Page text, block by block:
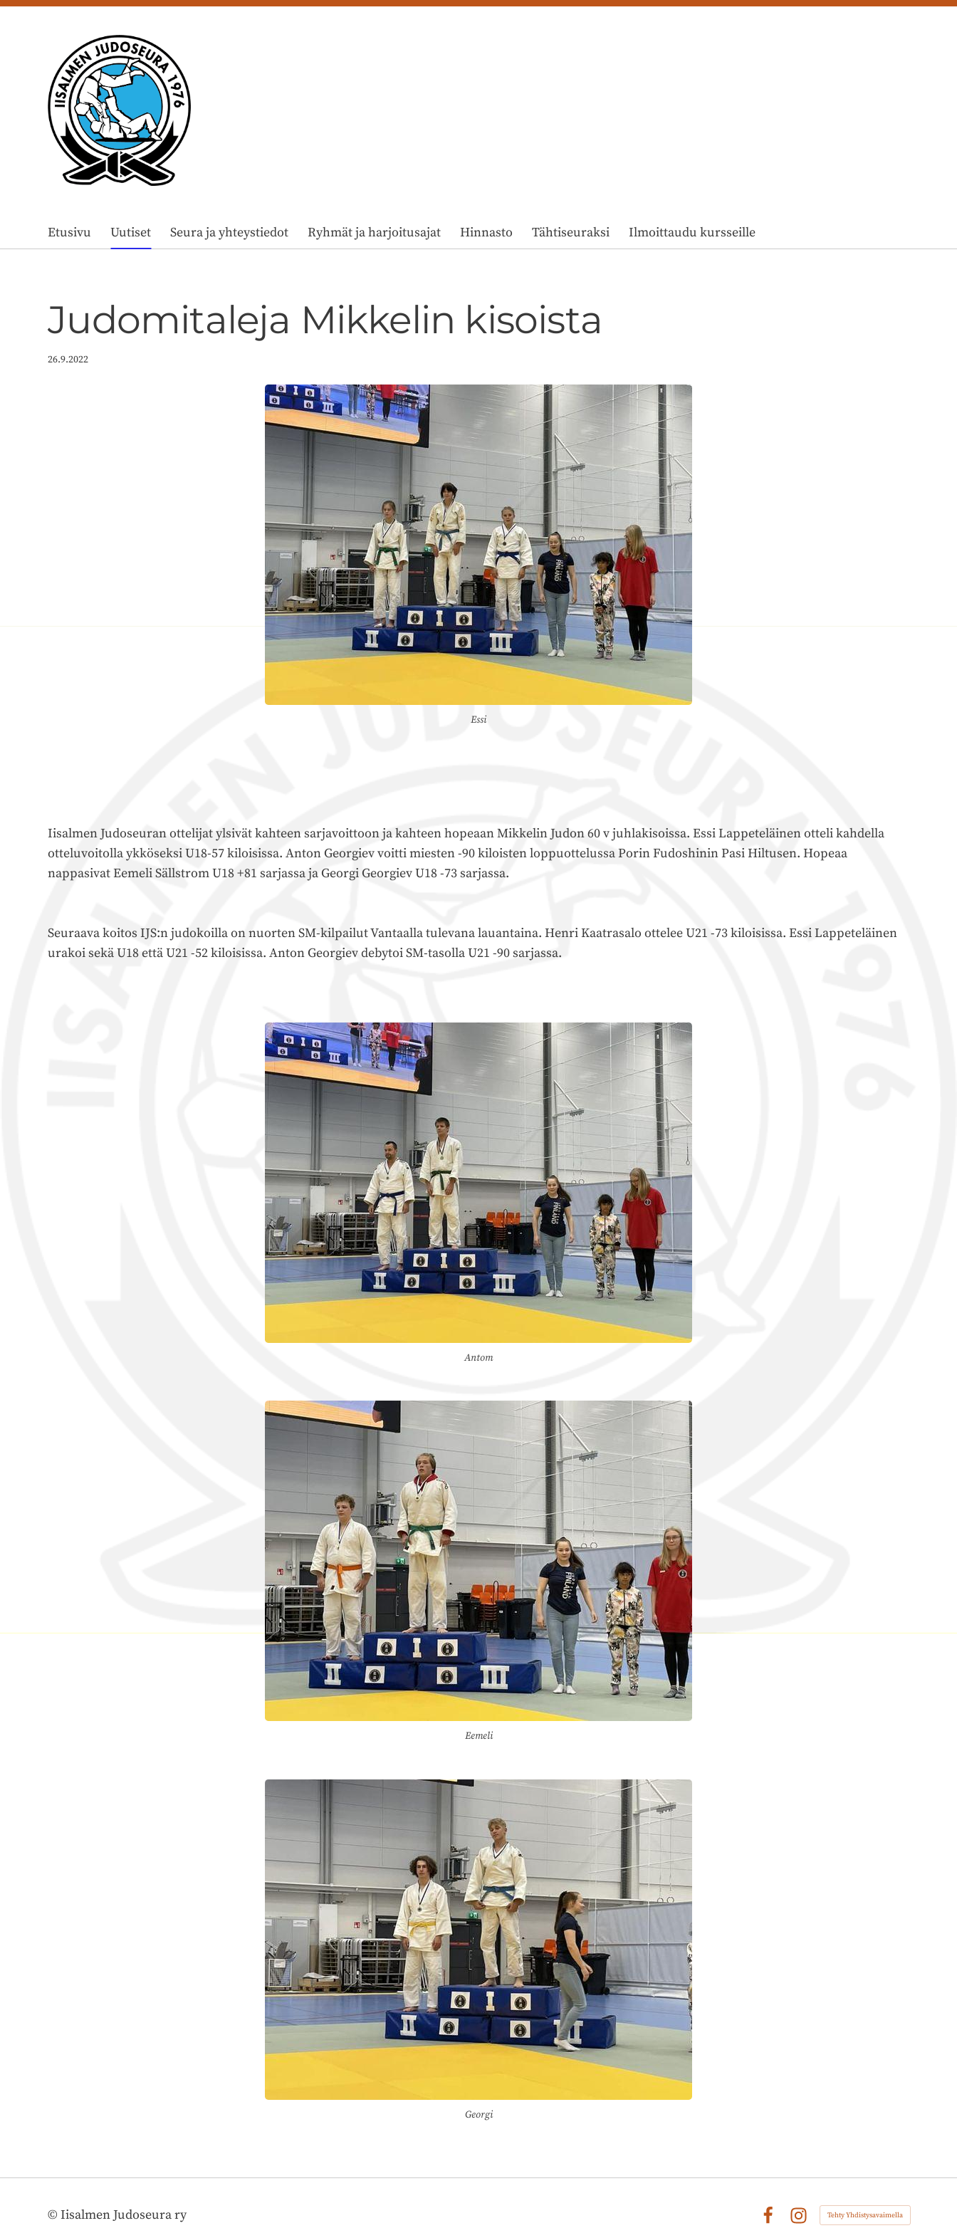
Iisalmen Judoseura ry
Etusivu Uutiset Seura ja yhteystiedot Ryhmät ja harjoitusajat Hinnasto Tähtiseuraksi Ilmoittaudu kursseille
Judomitaleja Mikkelin kisoista
26.9.2022
Essi
Iisalmen Judoseuran ottelijat ylsivät kahteen sarjavoittoon ja kahteen hopeaan Mikkelin Judon 60 v juhlakisoissa. Essi Lappeteläinen otteli kahdella
otteluvoitolla ykköseksi U18-57 kiloisissa. Anton Georgiev voitti miesten -90 kiloisten loppuottelussa Porin Fudoshinin Pasi Hiltusen. Hopeaa
nappasivat Eemeli Sällstrom U18 +81 sarjassa ja Georgi Georgiev U18 -73 sarjassa.
Seuraava koitos IJS:n judokoilla on nuorten SM-kilpailut Vantaalla tulevana lauantaina. Henri Kaatrasalo ottelee U21 -73 kiloisissa. Essi Lappeteläinen
urakoi sekä U18 että U21 -52 kiloisissa. Anton Georgiev debytoi SM-tasolla U21 -90 sarjassa.
Antom
Eemeli
Georgi
©Iisalmen Judoseura ry
Tehty Yhdistysavaimella